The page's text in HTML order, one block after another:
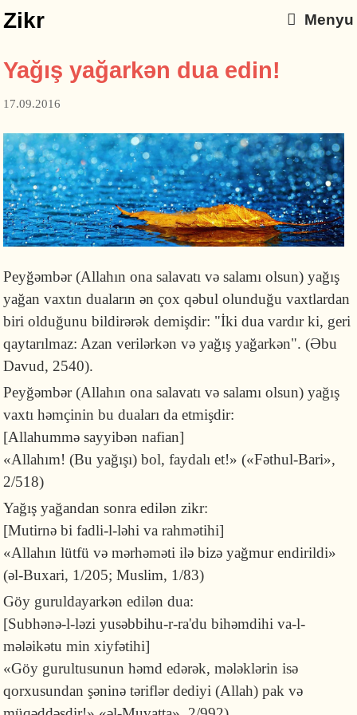
Zikr Menyu
Yağış yağarkən dua edin!
17.09.2016
Peyğəmbər (Allahın ona salavatı və salamı olsun) yağış
yağan vaxtın duaların ən çox qəbul olunduğu vaxtlardan
biri olduğunu bildirərək demişdir: "İki dua vardır ki, geri
qaytarılmaz: Azan verilərkən və yağış yağarkən". (Əbu
Davud, 2540).
Peyğəmbər (Allahın ona salavatı və salamı olsun) yağış
vaxtı həmçinin bu duaları da etmişdir:
[Allahummə sayyibən nafian]
«Allahım! (Bu yağışı) bol, faydalı et!» («Fəthul-Bari»,
2/518)
Yağış yağandan sonra edilən zikr:
[Mutirnə bi fadli-l-ləhi va rahmətihi]
«Allahın lütfü və mərhəməti ilə bizə yağmur endirildi»
(əl-Buxari, 1/205; Muslim, 1/83)
Göy guruldayarkən edilən dua:
[Subhənə-l-ləzi yusəbbihu-r-ra'du bi­həmdihi va-l-
mələikətu min xiyfətihi]
«Göy gurultusunun həmd edərək, məl­əklərin isə
qorxusundan şəninə təriflər dediyi (Allah) pak və